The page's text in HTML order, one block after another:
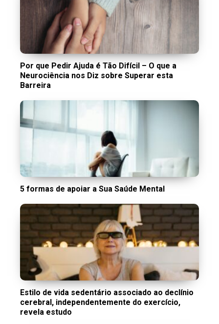
Por que Pedir Ajuda é Tão Difícil – O que a
Neurociência nos Diz sobre Superar esta
Barreira
5 formas de apoiar a Sua Saúde Mental
Estilo de vida sedentário associado ao declínio
cerebral, independentemente do exercício,
revela estudo